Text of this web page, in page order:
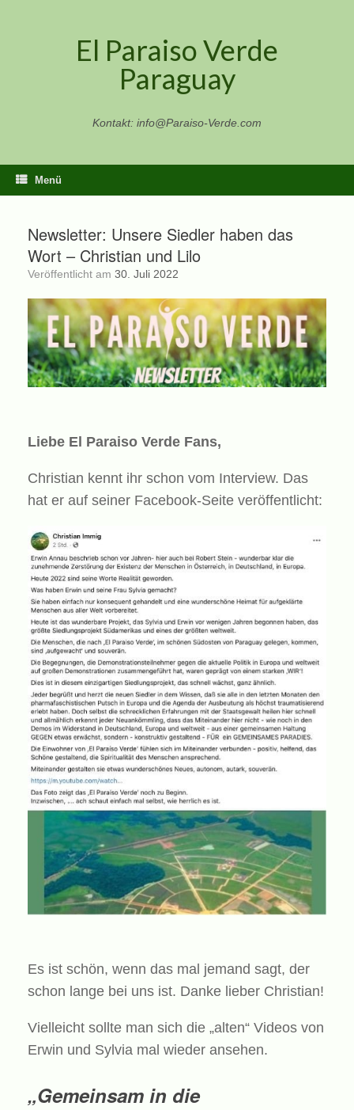
El Paraiso Verde
Paraguay
Kontakt: info@Paraiso-Verde.com
Menü
Newsletter: Unsere Siedler haben das
Wort – Christian und Lilo
Veröffentlicht am 30. Juli 2022
Liebe El Paraiso Verde Fans,
Christian kennt ihr schon vom Interview. Das
hat er auf seiner Facebook-Seite veröffentlicht:
Es ist schön, wenn das mal jemand sagt, der
schon lange bei uns ist. Danke lieber Christian!
Vielleicht sollte man sich die „alten“ Videos von
Erwin und Sylvia mal wieder ansehen.
„Gemeinsam in die